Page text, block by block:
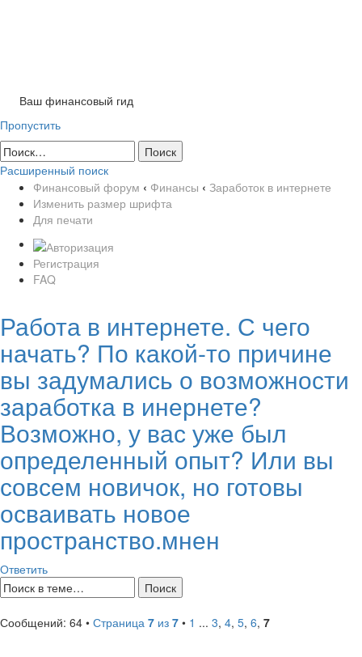
Ваш финансовый гид
Пропустить
Расширенный поиск
Финансовый форум ‹ Финансы ‹ Заработок в интернете
Изменить размер шрифта
Для печати
Регистрация
FAQ
Работа в интернете. С чего
начать? По какой-то причине
вы задумались о возможности
заработка в инернете?
Возможно, у вас уже был
определенный опыт? Или вы
совсем новичок, но готовы
осваивать новое
пространство.мнен
Ответить
Сообщений: 64 • Страница 7 из 7 • 1 ... 3, 4, 5, 6, 7